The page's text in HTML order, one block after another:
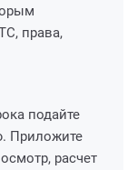
права,
подайте
Приложите
расчет